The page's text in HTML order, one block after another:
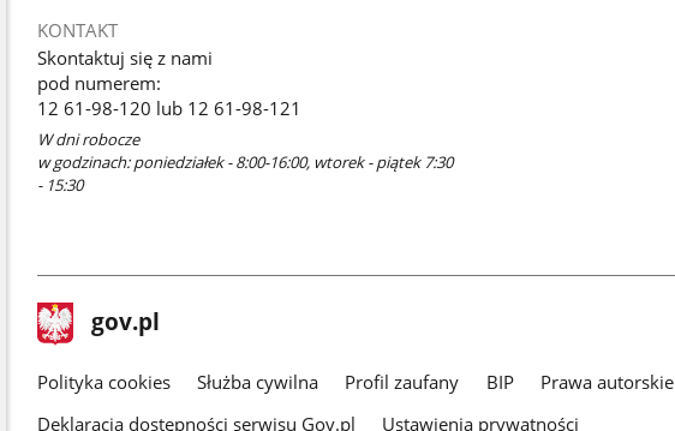
KONTAKT
Skontaktuj się z nami
pod numerem:
12 61-98-120 lub 12 61-98-121
W dni robocze
w godzinach: poniedziałek - 8:00-16:00, wtorek - piątek 7:30
- 15:30
stopka
gov.pl Strona
gov.pl
gov.pl
Polityka cookies Służba cywilna Profil zaufany BIP Prawa autorskie
Deklaracja dostępności serwisu Gov.pl
Ustawienia prywatności